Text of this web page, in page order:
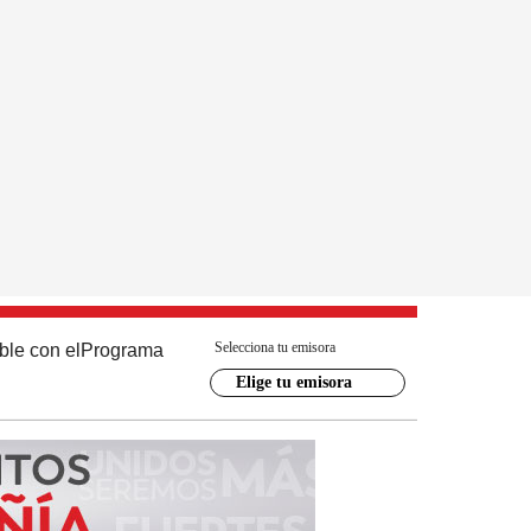
con el Programa Selecciona tu emisora
Elige tu emisora